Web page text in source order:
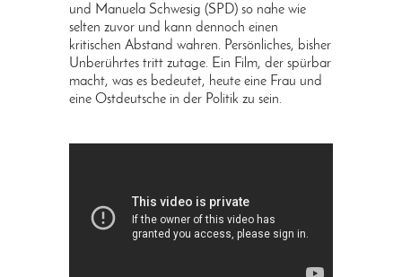
und Manuela Schwesig (SPD) so nahe wie
selten zuvor und kann dennoch einen
kritischen Abstand wahren. Persönliches, bisher
Unberührtes tritt zutage. Ein Film, der spürbar
macht, was es bedeutet, heute eine Frau und
eine Ostdeutsche in der Politik zu sein.